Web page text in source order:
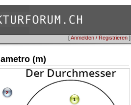
[Anmelden / Registrieren ]
(m)
1
2